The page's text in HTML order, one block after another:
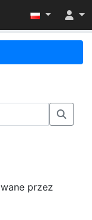
przez